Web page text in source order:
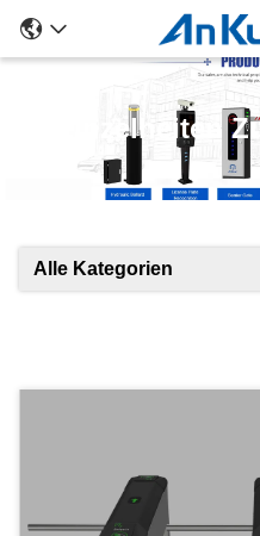
Einzelheiten
Alle Kategorien